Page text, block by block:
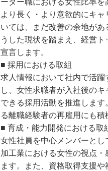
ーダー職における女性比率
より長く・より意欲的にキ
いては、まだ改善の余地があ
うした現状を踏まえ、経営
宣言します。
■ 採用における取組
求人情報において社内で活
し、女性求職者が入社後の
できる採用活動を推進しま
る離職経験者の再雇用にも積
■ 育成・能力開発における取
女性社員を中心メンバーと
加工業における女性の視点
ます。また、資格取得支援